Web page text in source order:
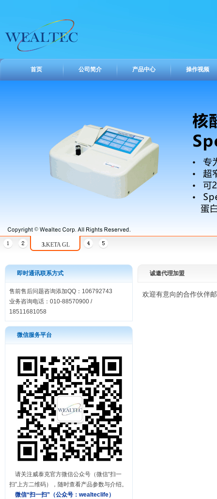
首页 公司简介 产品中心 操作视频
3.KETA GL
即时通讯联系方式
售前售后问题咨询添加QQ：106792743
业务咨询电话：010-88570900 /
18511681058
微信服务平台
请关注威泰克官方微信公众号（微信“扫一
扫”上方二维码），随时查看产品参数与介绍。
微信“扫一扫”（公众号： wealteclife）
诚邀代理加盟
欢迎有意向的合作伙伴